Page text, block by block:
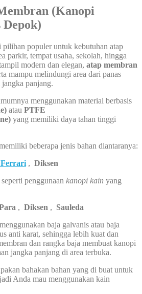
(Kanopi
populer untuk kebutuhan atap
parkir, tempat usaha, sekolah, hingga
modern dan elegan, atap membran
mampu melindungi area dari panas
panjang.
menggunakan material berbasis
atau PTFE
yang memiliki daya tahan tinggi
beberapa jenis bahan diantaranya:
Ferrari , Diksen
penggunaan kanopi kain yang
, Diksen , Sauleda
baja galvanis atau baja
anti karat, sehingga lebih kuat dan
dan rangka baja membuat kanopi
jangka panjang di area terbuka.
bahakan bahan yang di buat untuk
Anda mau menggunakan kain